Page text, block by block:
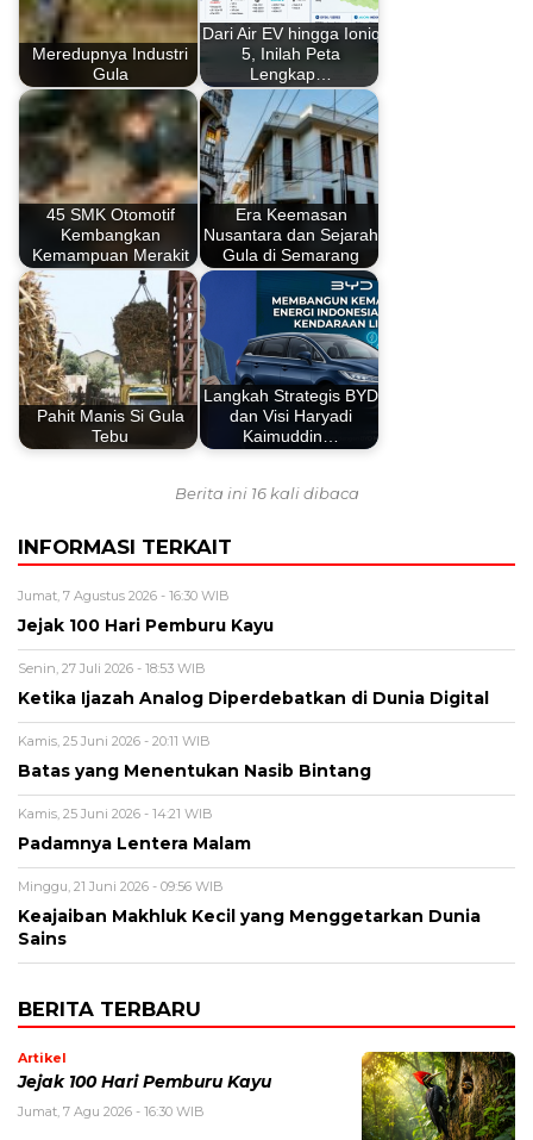
Meredupnya Industri
Gula
Dari Air EV hingga Ioniq
5, Inilah Peta
Lengkap…
45 SMK Otomotif
Kembangkan
Kemampuan Merakit
Era Keemasan
Nusantara dan Sejarah
Gula di Semarang
Pahit Manis Si Gula
Tebu
Langkah Strategis BYD
dan Visi Haryadi
Kaimuddin…
Berita ini 16 kali dibaca
INFORMASI TERKAIT
Jumat, 7 Agustus 2026 - 16:30 WIB
Jejak 100 Hari Pemburu Kayu
Senin, 27 Juli 2026 - 18:53 WIB
Ketika Ijazah Analog Diperdebatkan di Dunia Digital
Kamis, 25 Juni 2026 - 20:11 WIB
Batas yang Menentukan Nasib Bintang
Kamis, 25 Juni 2026 - 14:21 WIB
Padamnya Lentera Malam
Minggu, 21 Juni 2026 - 09:56 WIB
Keajaiban Makhluk Kecil yang Menggetarkan Dunia
Sains
BERITA TERBARU
Artikel
Jejak 100 Hari Pemburu Kayu
Jumat, 7 Agu 2026 - 16:30 WIB